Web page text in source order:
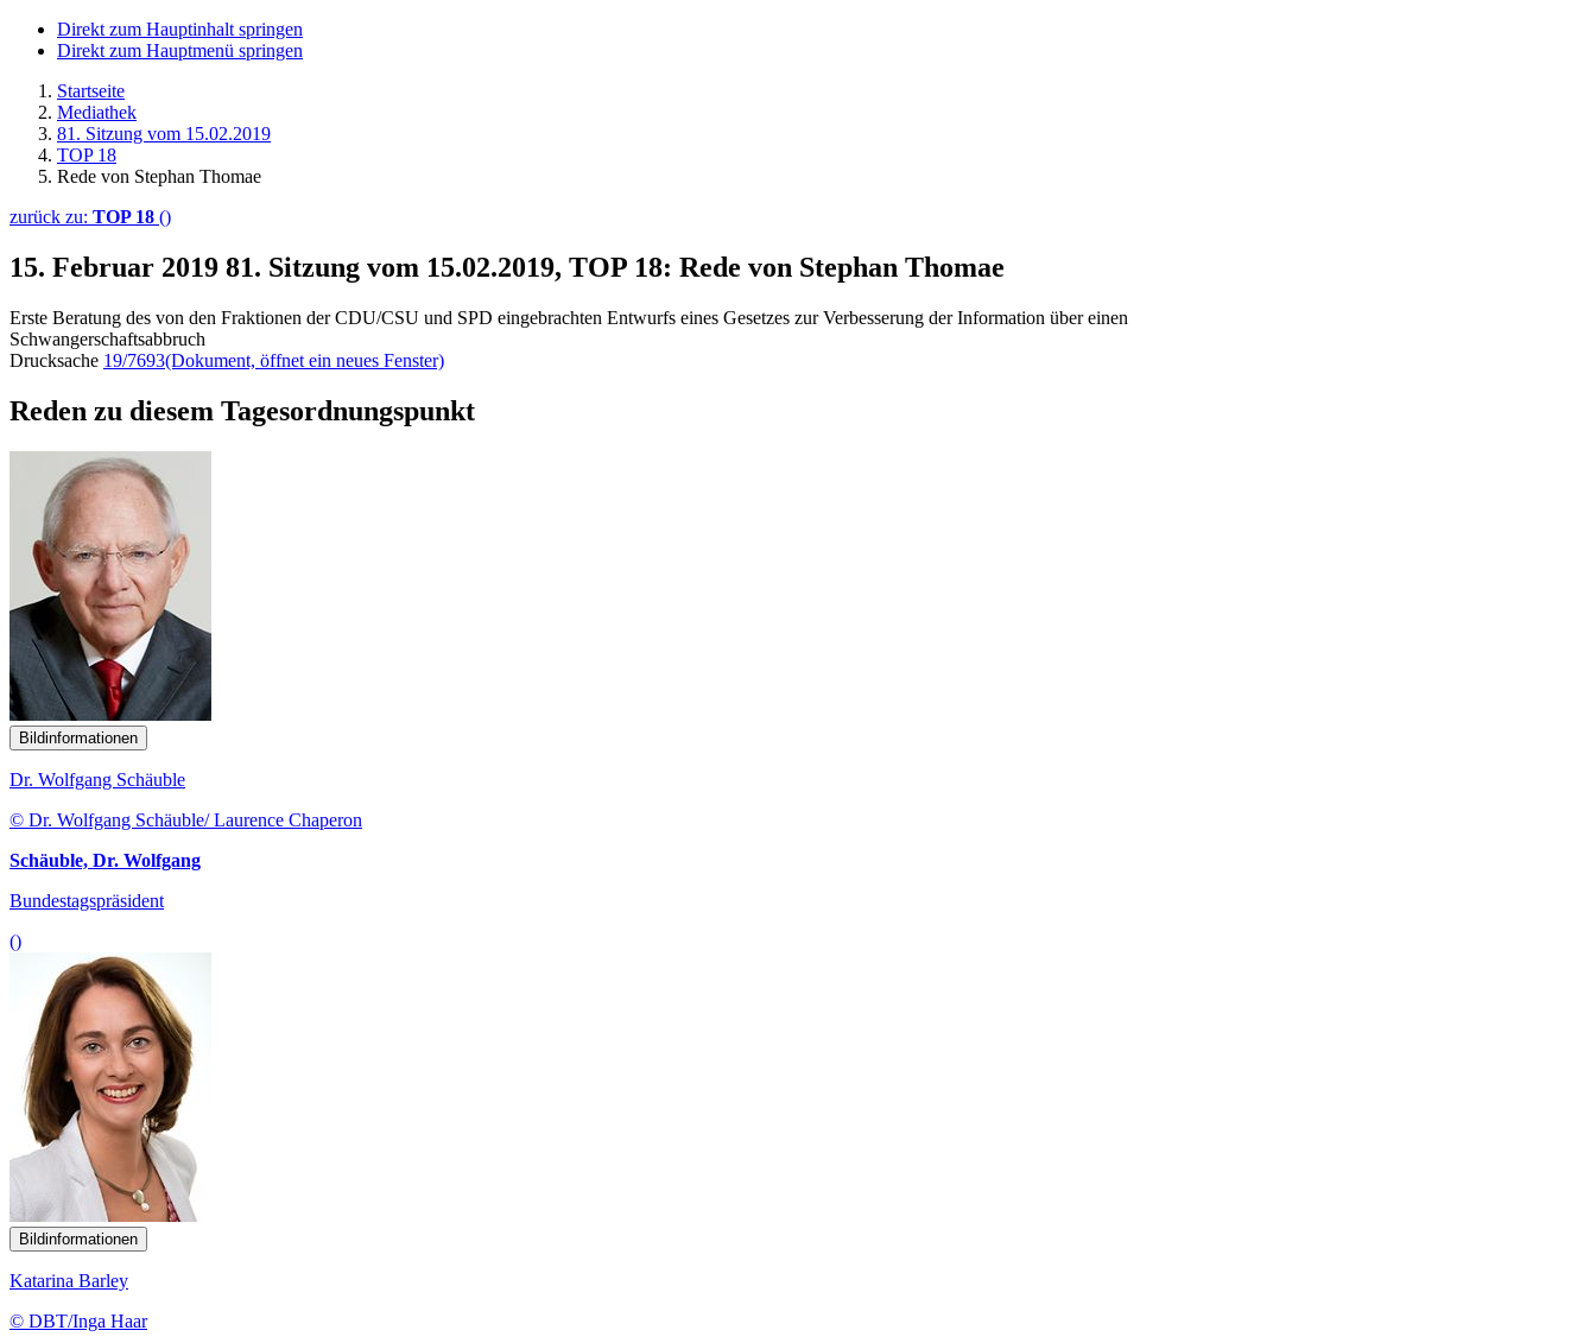
Direkt zum Hauptinhalt springen
Direkt zum Hauptmenü springen
Startseite
Mediathek
81. Sitzung vom 15.02.2019
TOP 18
Rede von Stephan Thomae
zurück zu: TOP 18 ()
15. Februar 2019 81. Sitzung vom 15.02.2019, TOP 18: Rede von Stephan Thomae
Erste Beratung des von den Fraktionen der CDU/CSU und SPD eingebrachten Entwurfs eines Gesetzes zur Verbesserung der Information über einen
Schwangerschaftsabbruch
Drucksache 19/7693(Dokument, öffnet ein neues Fenster)
Reden zu diesem Tagesordnungspunkt
Bildinformationen
Dr. Wolfgang Schäuble
© Dr. Wolfgang Schäuble/ Laurence Chaperon
Schäuble, Dr. Wolfgang
Bundestagspräsident
()
Bildinformationen
Katarina Barley
© DBT/Inga Haar